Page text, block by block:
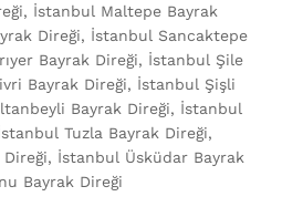
İstanbul Maltepe Bayrak
Direği, İstanbul Sancaktepe
Bayrak Direği, İstanbul Şile
Bayrak Direği, İstanbul Şişli
Bayrak Direği, İstanbul
Tuzla Bayrak Direği,
İstanbul Üsküdar Bayrak
Bayrak Direği